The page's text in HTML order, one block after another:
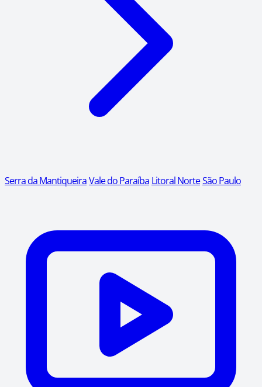
Serra da MantiqueiraVale do Paraíba Litoral NorteSão Paulo